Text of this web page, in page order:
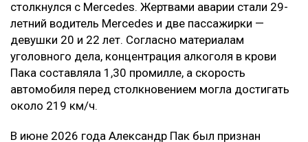
оставили без изменения.
Контекст
Смертельное ДТП произошло в ночь на 21 марта на
проспекте аль-Фараби в Алматы. По данным
следствия, Александр Пак, находясь за рулем
опьянения, выехал на встречную полосу и